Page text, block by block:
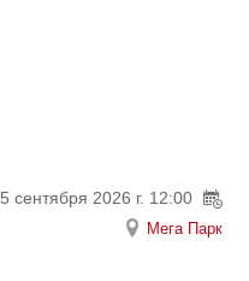
5 сентября 2026 г. 12:00
Мега Парк